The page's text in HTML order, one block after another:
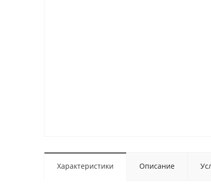
Характеристики Описание